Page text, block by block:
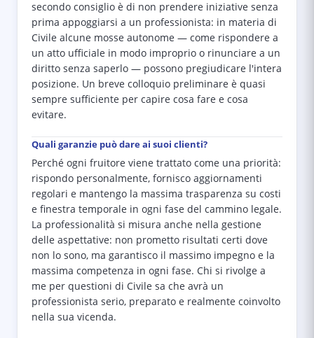
secondo consiglio è di non prendere iniziative senza
prima appoggiarsi a un professionista: in materia di
Civile alcune mosse autonome — come rispondere a
un atto ufficiale in modo improprio o rinunciare a un
diritto senza saperlo — possono pregiudicare l'intera
posizione. Un breve colloquio preliminare è quasi
sempre sufficiente per capire cosa fare e cosa
evitare.
Quali garanzie può dare ai suoi clienti?
Perché ogni fruitore viene trattato come una priorità:
rispondo personalmente, fornisco aggiornamenti
regolari e mantengo la massima trasparenza su costi
e finestra temporale in ogni fase del cammino legale.
La professionalità si misura anche nella gestione
delle aspettative: non prometto risultati certi dove
non lo sono, ma garantisco il massimo impegno e la
massima competenza in ogni fase. Chi si rivolge a
me per questioni di Civile sa che avrà un
professionista serio, preparato e realmente coinvolto
nella sua vicenda.